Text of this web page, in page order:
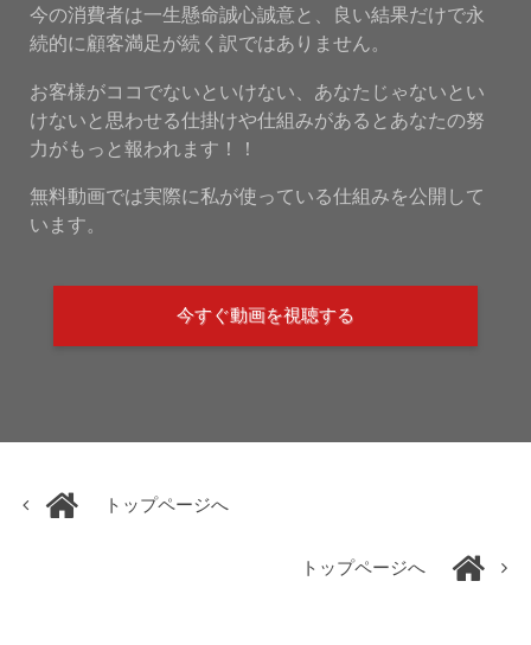
今の消費者は一生懸命誠心誠意と、良い結果だけで永
続的に顧客満足が続く訳ではありません。
お客様がココでないといけない、あなたじゃないとい
けないと思わせる仕掛けや仕組みがあるとあなたの努
力がもっと報われます！！
無料動画では実際に私が使っている仕組みを公開して
います。
今すぐ動画を視聴する
トップページへ
トップページへ